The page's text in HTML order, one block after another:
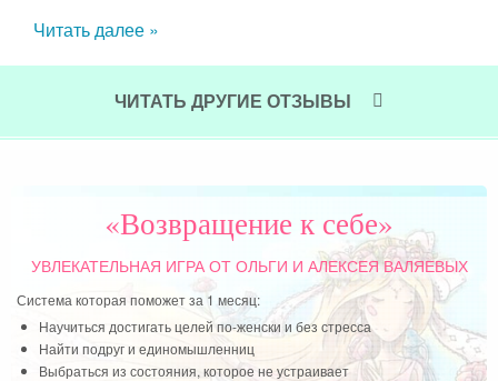
Читать далее »
ЧИТАТЬ ДРУГИЕ ОТЗЫВЫ
«Возвращение к себе»
УВЛЕКАТЕЛЬНАЯ ИГРАОТ ОЛЬГИ И АЛЕКСЕЯ ВАЛЯЕВЫХ
Система которая поможет за 1 месяц:
Научиться достигать целей по-женски и без стресса
Найти подруг и единомышленниц
Выбраться из состояния, которое не устраивает